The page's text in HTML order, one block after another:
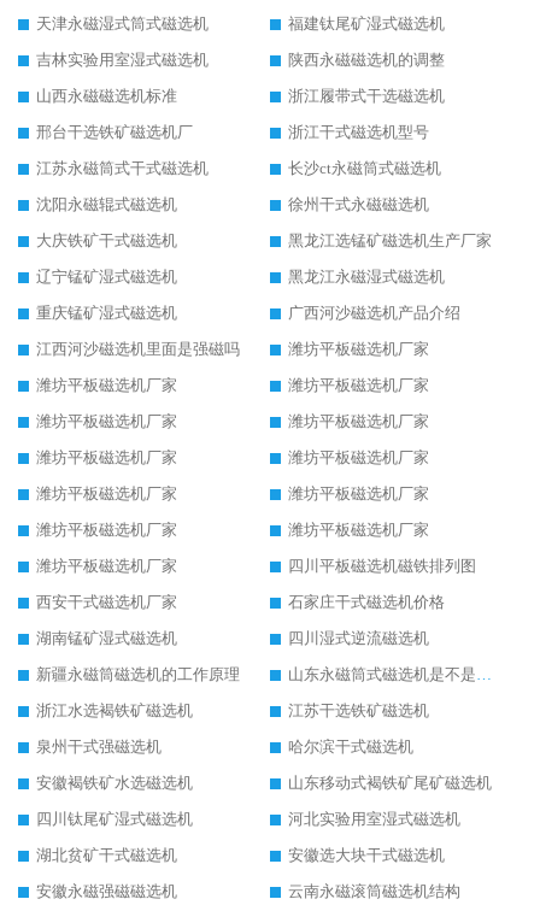
天津永磁湿式筒式磁选机
福建钛尾矿湿式磁选机
吉林实验用室湿式磁选机
陕西永磁磁选机的调整
山西永磁磁选机标准
浙江履带式干选磁选机
邢台干选铁矿磁选机厂
浙江干式磁选机型号
江苏永磁筒式干式磁选机
长沙ct永磁筒式磁选机
沈阳永磁辊式磁选机
徐州干式永磁磁选机
大庆铁矿干式磁选机
黑龙江选锰矿磁选机生产厂家
辽宁锰矿湿式磁选机
黑龙江永磁湿式磁选机
重庆锰矿湿式磁选机
广西河沙磁选机产品介绍
江西河沙磁选机里面是强磁吗
潍坊平板磁选机厂家
潍坊平板磁选机厂家
潍坊平板磁选机厂家
潍坊平板磁选机厂家
潍坊平板磁选机厂家
潍坊平板磁选机厂家
潍坊平板磁选机厂家
潍坊平板磁选机厂家
潍坊平板磁选机厂家
潍坊平板磁选机厂家
潍坊平板磁选机厂家
潍坊平板磁选机厂家
四川平板磁选机磁铁排列图
西安干式磁选机厂家
石家庄干式磁选机价格
湖南锰矿湿式磁选机
四川湿式逆流磁选机
新疆永磁筒磁选机的工作原理
山东永磁筒式磁选机是不是强磁
浙江水选褐铁矿磁选机
江苏干选铁矿磁选机
泉州干式强磁选机
哈尔滨干式磁选机
安徽褐铁矿水选磁选机
山东移动式褐铁矿尾矿磁选机
四川钛尾矿湿式磁选机
河北实验用室湿式磁选机
湖北贫矿干式磁选机
安徽选大块干式磁选机
安徽永磁强磁磁选机
云南永磁滚筒磁选机结构